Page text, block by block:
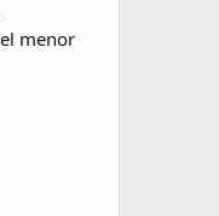
menor